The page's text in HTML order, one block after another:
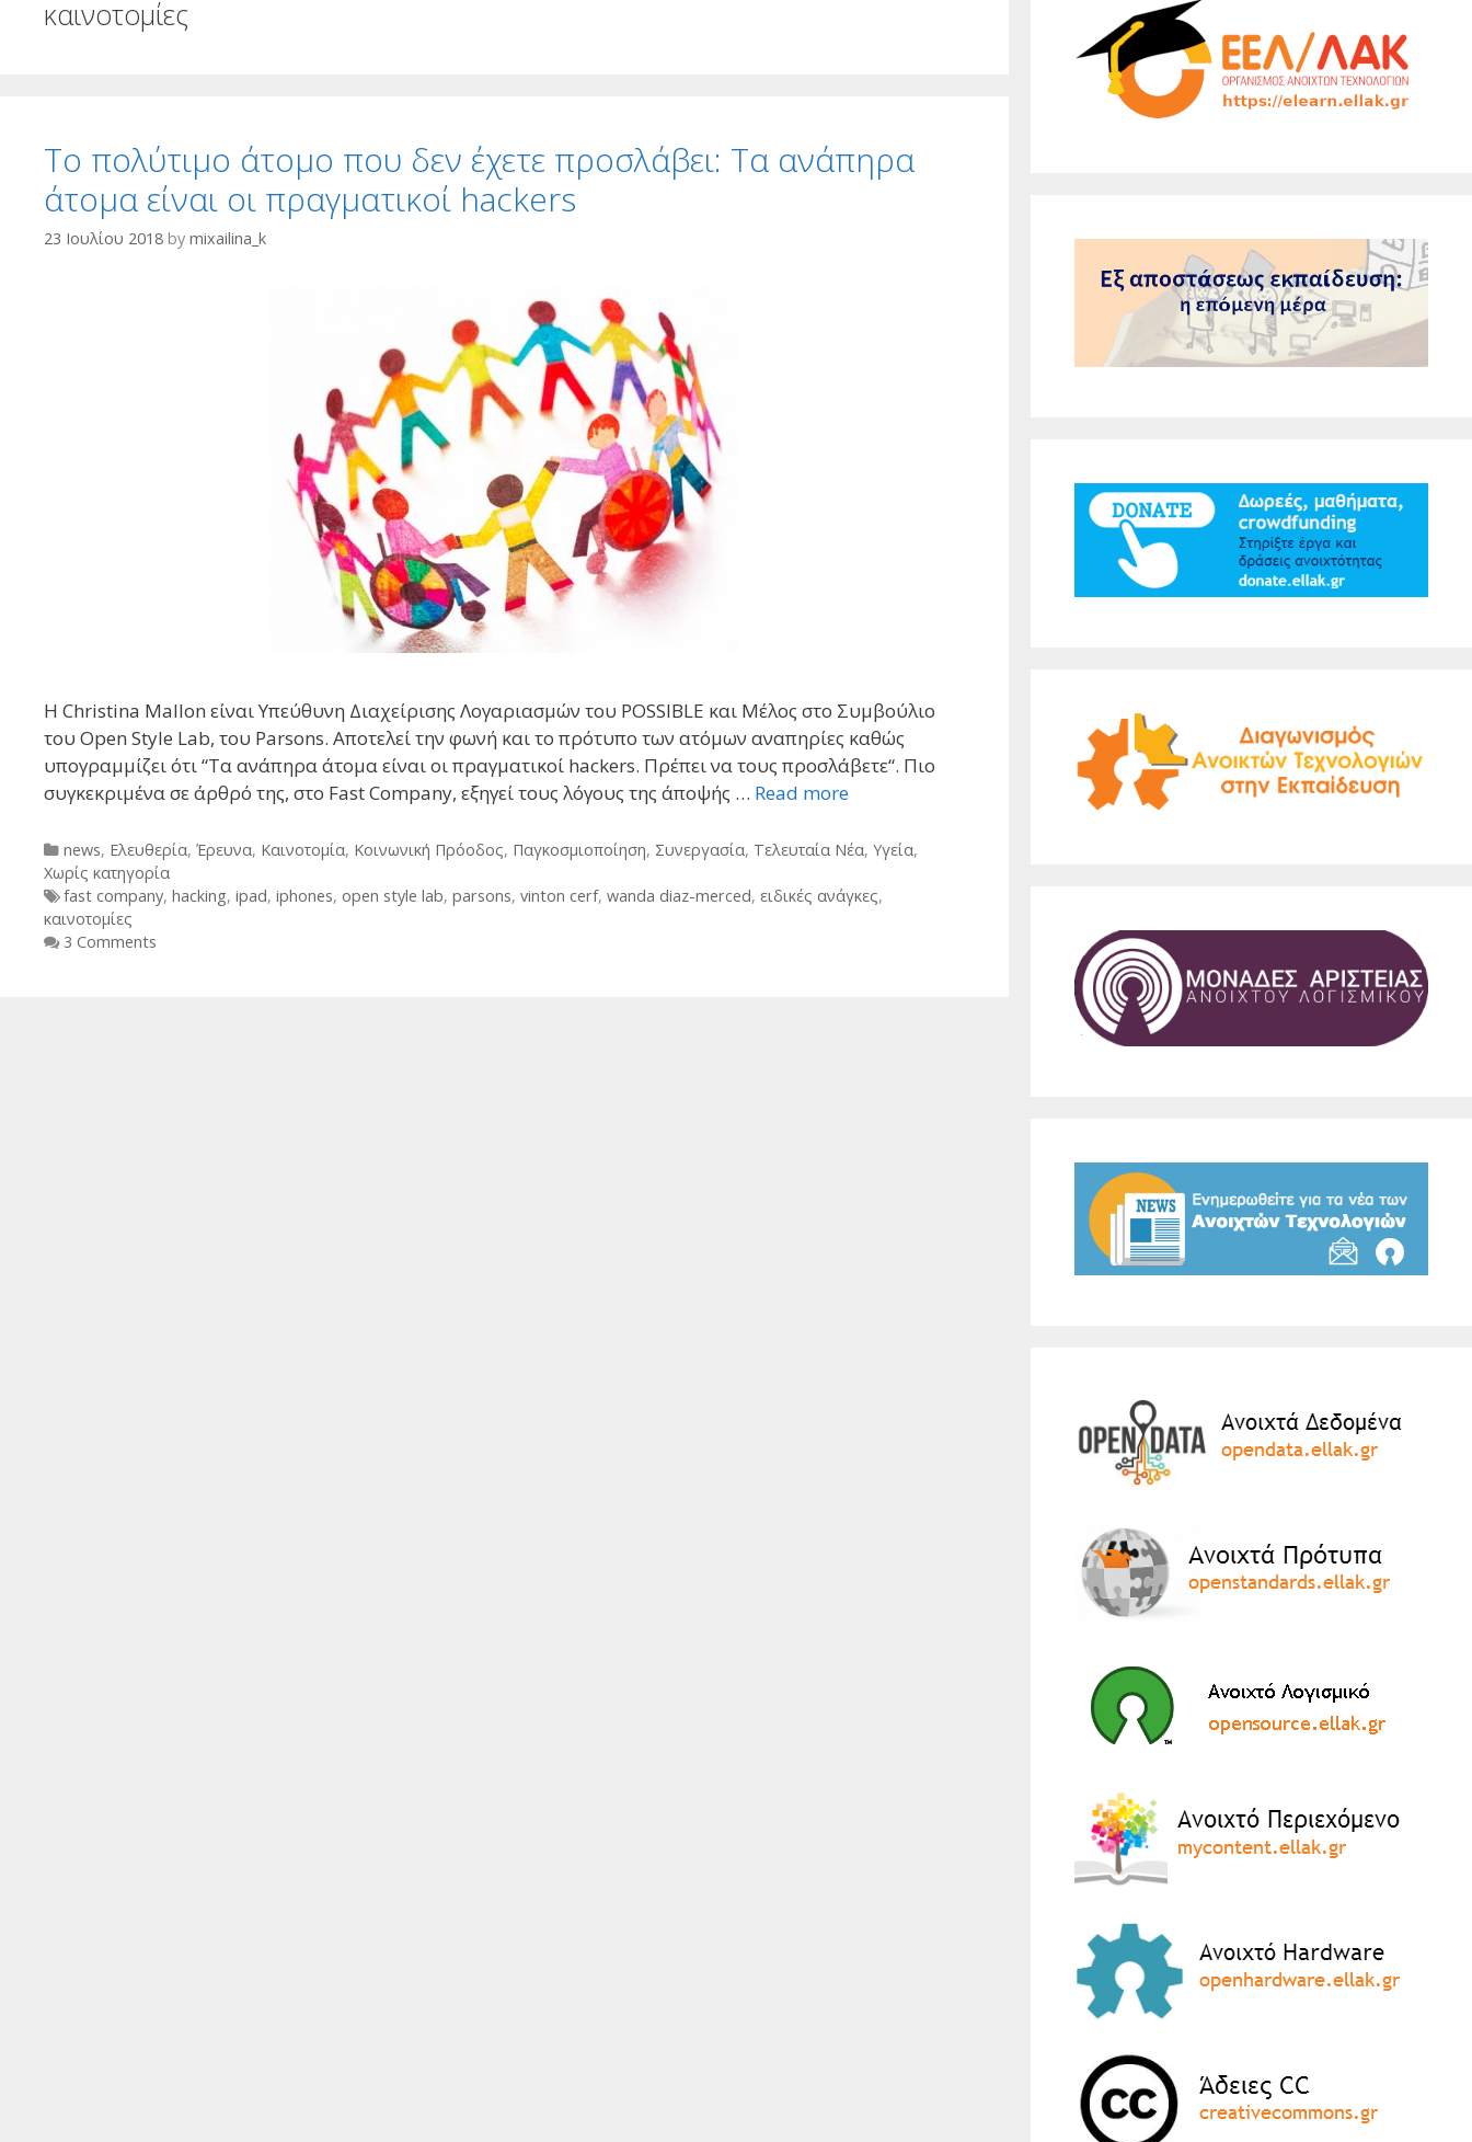
καινοτομίες
Το πολύτιμο άτομο που δεν έχετε προσλάβει: Τα ανάπηρα
άτομα είναι οι πραγματικοί hackers
23 Ιουλίου 2018 by mixailina_k
Η Christina Mallon είναι Υπεύθυνη Διαχείρισης Λογαριασμών του POSSIBLE και Μέλος στο Συμβούλιο
του Open Style Lab, του Parsons. Αποτελεί την φωνή και το πρότυπο των ατόμων αναπηρίες καθώς
υπογραμμίζει ότι “Τα ανάπηρα άτομα είναι οι πραγματικοί hackers. Πρέπει να τους προσλάβετε“. Πιο
συγκεκριμένα σε άρθρό της, στο Fast Company, εξηγεί τους λόγους της άποψής … Read more
Categories
news, Ελευθερία, Έρευνα, Καινοτομία, Κοινωνική Πρόοδος, Παγκοσμιοποίηση, Συνεργασία, Τελευταία Νέα, Υγεία,
Χωρίς κατηγορία
Tags
fast company, hacking, ipad, iphones, open style lab, parsons, vinton cerf, wanda diaz-merced, ειδικές ανάγκες,
καινοτομίες
3 Comments